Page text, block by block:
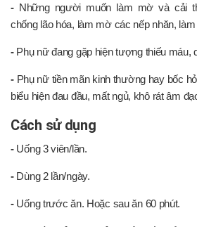
- Những người muốn làm mờ và cải
chống lão hóa, làm mờ các nếp nhăn, làm
- Phụ nữ đang gặp hiện tượng thiếu máu,
- Phụ nữ tiền mãn kinh thường hay bốc
biểu hiện đau đầu, mất ngủ, khô rát âm
Cách sử dụng
- Uống 3 viên/lần.
- Dùng 2 lần/ngày.
- Uống trước ăn. Hoặc sau ăn 60 phút.